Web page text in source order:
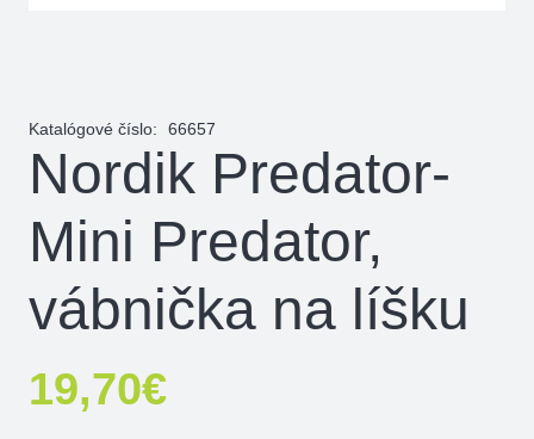
Katalógové číslo: 66657
Nordik Predator-
Mini Predator,
vábnička na líšku
19,70€